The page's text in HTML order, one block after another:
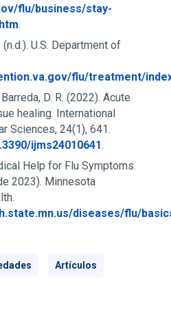
flu/business/stay-
.
U.S. Department of
flu/treatment/
D. R. (2022). Acute
healing. International
Sciences, 24(1), 641.
ijms24010641.
Help for Flu Symptoms.
2023). Minnesota
diseases/flu/
Artículos